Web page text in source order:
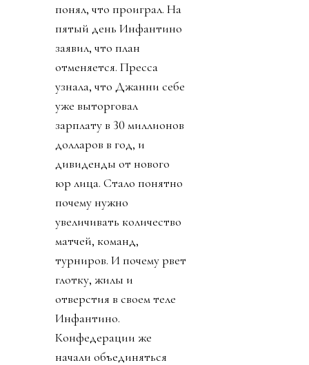
понял, что проиграл. На
пятый день Инфантино
заявил, что план
отменяется. Пресса
узнала, что Джанни себе
уже выторговал
зарплату в 30 миллионов
долларов в год, и
дивиденды от нового
юр лица. Стало понятно
почему нужно
увеличивать количество
матчей, команд,
турниров. И почему рвет
глотку, жилы и
отверстия в своем теле
Инфантино.
Конфедерации же
начали объединяться